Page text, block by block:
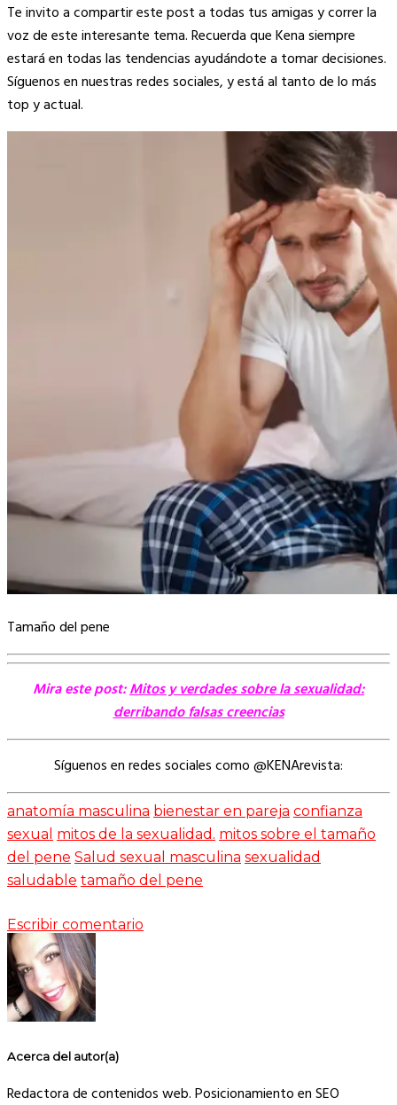
Te invito a compartir este post a todas tus amigas y correr la
voz de este interesante tema. Recuerda que Kena siempre
estará en todas las tendencias ayudándote a tomar decisiones.
Síguenos en nuestras redes sociales, y está al tanto de lo más
top y actual.
Tamaño del pene
Mira este post:Mitos y verdades sobre la sexualidad:
derribando falsas creencias
Síguenos en redes sociales como @KENArevista:
anatomía masculina bienestar en pareja confianza
sexual mitos de la sexualidad. mitos sobre el tamaño
del pene Salud sexual masculina sexualidad
saludable tamaño del pene
Escribir comentario
Acerca del autor(a)
Redactora de contenidos web. Posicionamiento en SEO